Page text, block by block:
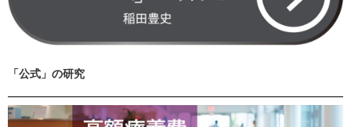
「公式」の研究